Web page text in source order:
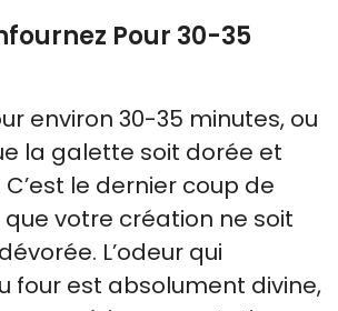
Pour 30-35
environ 30-35 minutes, ou
la galette soit dorée et
le dernier coup de
votre création ne soit
L’odeur qui
four est absolument divine,